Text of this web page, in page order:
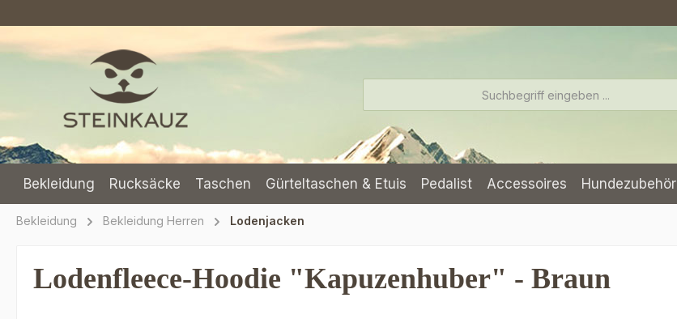
Bekleidung Rucksäcke Taschen Gürteltaschen & Etuis Pedalist Accessoires Hundezubehör
Bekleidung Bekleidung Herren Lodenjacken
Lodenfleece-Hoodie "Kapuzenhuber" - Braun